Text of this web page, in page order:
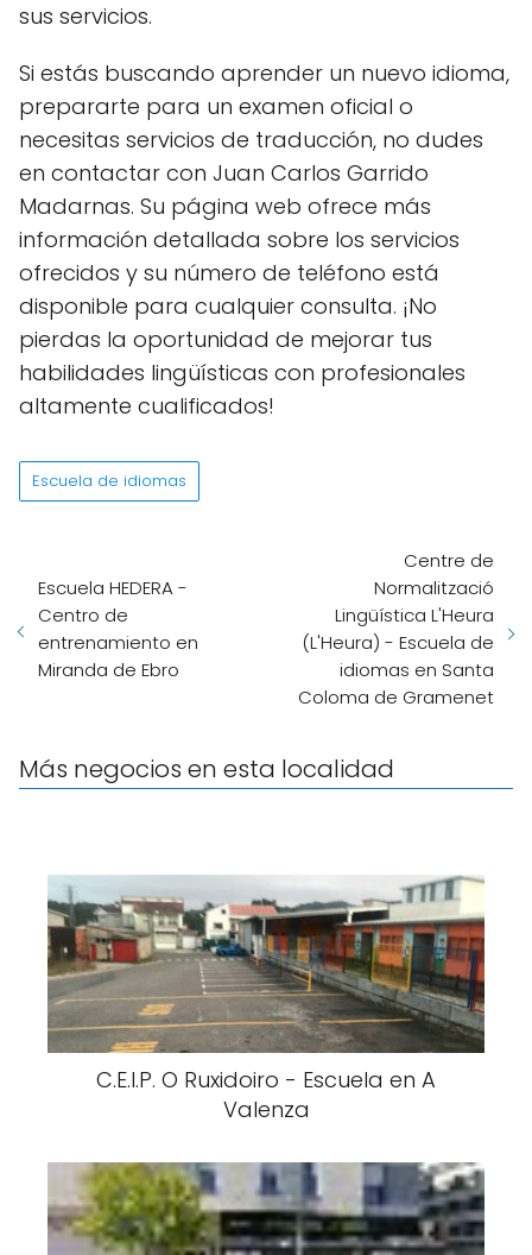
sus servicios.
Si estás buscando aprender un nuevo idioma,
prepararte para un examen oficial o
necesitas servicios de traducción, no dudes
en contactar con Juan Carlos Garrido
Madarnas. Su página web ofrece más
información detallada sobre los servicios
ofrecidos y su número de teléfono está
disponible para cualquier consulta. ¡No
pierdas la oportunidad de mejorar tus
habilidades lingüísticas con profesionales
altamente cualificados!
Escuela de idiomas
Escuela HEDERA -
Centro de
entrenamiento en
Miranda de Ebro
Centre de
Normalització
Lingüística L'Heura
(L'Heura) - Escuela de
idiomas en Santa
Coloma de Gramenet
Más negocios en esta localidad
C.E.I.P. O Ruxidoiro - Escuela en A
Valenza